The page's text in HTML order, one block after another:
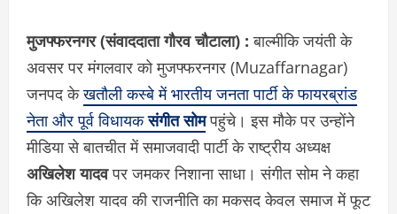
मुजफ्फरनगर (संवाददाता गौरव चौटाला) :बाल्मीकि जयंती के
अवसर पर मंगलवार को मुजफ्फरनगर (Muzaffarnagar)
जनपद केखतौली कस्बे में भारतीय जनता पार्टी के फायरब्रांड
नेता और पूर्व विधायकसंगीत सोमपहुंचे। इस मौके पर उन्होंने
मीडिया से बातचीत में समाजवादी पार्टी के राष्ट्रीय अध्यक्ष
अखिलेश यादवपर जमकर निशाना साधा। संगीत सोम ने कहा
कि अखिलेश यादव की राजनीति का मकसद केवल समाज में फूट